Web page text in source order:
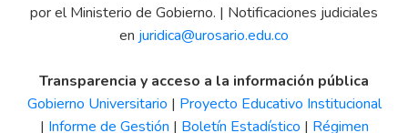
por el Ministerio de Gobierno. | Notificaciones judiciales
en juridica@urosario.edu.co
Transparencia y acceso a la información pública
Gobierno Universitario | Proyecto Educativo Institucional
| Informe de Gestión | Boletín Estadístico | Régimen